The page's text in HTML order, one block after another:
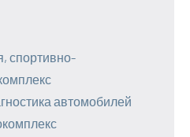
спортивно-
автомобилей